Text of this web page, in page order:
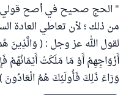
" الحج صحيح في أصح قولي
من ذلك ؛ لأن تعاطي العادة
لقول الله عز وجل : (
أَزْوَاجِهِمْ أَوْ مَا مَلَكَتْ
وَرَاءَ ذَلِكَ فَأُولَئِكَ هُمُ الْعَادُونَ )